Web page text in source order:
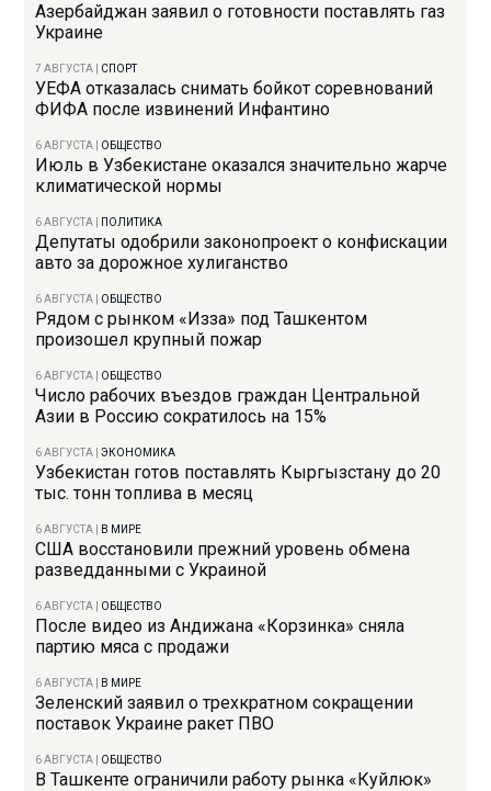
Азербайджан заявил о готовности поставлять газ
Украине
7 АВГУСТА СПОРТ
УЕФА отказалась снимать бойкот соревнований
ФИФА после извинений Инфантино
6 АВГУСТА ОБЩЕСТВО
Июль в Узбекистане оказался значительно жарче
климатической нормы
6 АВГУСТА ПОЛИТИКА
Депутаты одобрили законопроект о конфискации
авто за дорожное хулиганство
6 АВГУСТА ОБЩЕСТВО
Рядом с рынком «Изза» под Ташкентом
произошел крупный пожар
6 АВГУСТА ОБЩЕСТВО
Число рабочих въездов граждан Центральной
Азии в Россию сократилось на 15%
6 АВГУСТА |ЭКОНОМИКА
Узбекистан готов поставлять Кыргызстану до 20
тыс. тонн топлива в месяц
6 АВГУСТА В МИРЕ
США восстановили прежний уровень обмена
разведданными с Украиной
6 АВГУСТА ОБЩЕСТВО
После видео из Андижана «Корзинка» сняла
партию мяса с продажи
6 АВГУСТА В МИРЕ
Зеленский заявил о трехкратном сокращении
поставок Украине ракет ПВО
6 АВГУСТА ОБЩЕСТВО
В Ташкенте ограничили работу рынка «Куйлюк»